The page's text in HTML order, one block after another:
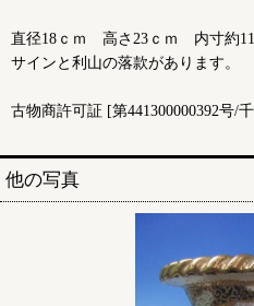
直径18ｃｍ 高さ23ｃｍ 内寸約
サインと利山の落款があります。
古物商許可証 [第441300000392号/
他の写真